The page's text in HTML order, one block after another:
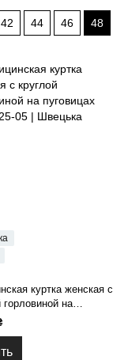
42 44 46 48
куртка женская с
горловиной на
белая 25-05